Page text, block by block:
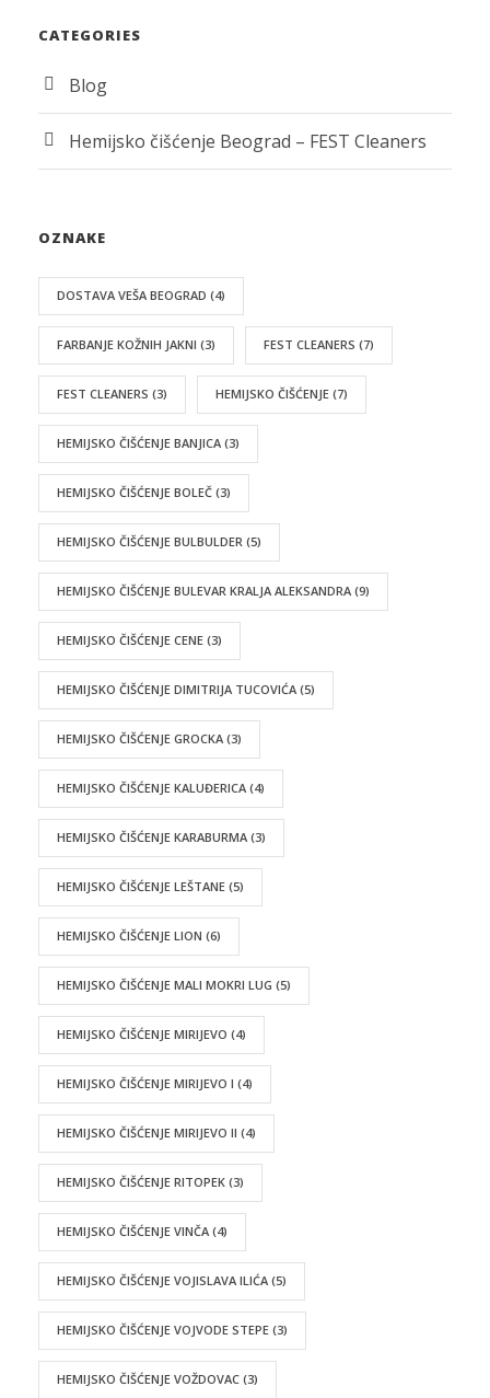
CATEGORIES
Blog
Hemijsko čišćenje Beograd – FEST Cleaners
OZNAKE
DOSTAVA VEŠA BEOGRAD (4)
FARBANJE KOŽNIH JAKNI (3) FEST CLEANERS (7)
FEST CLEANERS (3) HEMIJSKO ČIŠĆENJE (7)
HEMIJSKO ČIŠĆENJE BANJICA (3)
HEMIJSKO ČIŠĆENJE BOLEČ (3)
HEMIJSKO ČIŠĆENJE BULBULDER (5)
HEMIJSKO ČIŠĆENJE BULEVAR KRALJA ALEKSANDRA (9)
HEMIJSKO ČIŠĆENJE CENE (3)
HEMIJSKO ČIŠĆENJE DIMITRIJA TUCOVIĆA (5)
HEMIJSKO ČIŠĆENJE GROCKA (3)
HEMIJSKO ČIŠĆENJE KALUĐERICA (4)
HEMIJSKO ČIŠĆENJE KARABURMA (3)
HEMIJSKO ČIŠĆENJE LEŠTANE (5)
HEMIJSKO ČIŠĆENJE LION (6)
HEMIJSKO ČIŠĆENJE MALI MOKRI LUG (5)
HEMIJSKO ČIŠĆENJE MIRIJEVO (4)
HEMIJSKO ČIŠĆENJE MIRIJEVO I (4)
HEMIJSKO ČIŠĆENJE MIRIJEVO II (4)
HEMIJSKO ČIŠĆENJE RITOPEK (3)
HEMIJSKO ČIŠĆENJE VINČA (4)
HEMIJSKO ČIŠĆENJE VOJISLAVA ILIĆA (5)
HEMIJSKO ČIŠĆENJE VOJVODE STEPE (3)
HEMIJSKO ČIŠĆENJE VOŽDOVAC (3)